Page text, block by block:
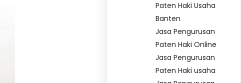
Paten Haki Usaha
Banten
Jasa Pengurusan
Paten Haki Online
Jasa Pengurusan
Paten Haki usaha